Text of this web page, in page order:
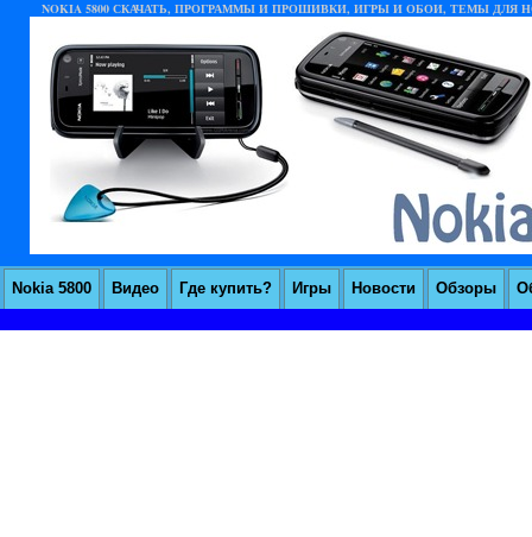
NOKIA 5800 СКАЧАТЬ, ПРОГРАММЫ И ПРОШИВКИ, ИГРЫ И ОБОИ, ТЕМЫ ДЛЯ
Nokia 5800 Видео Где купить? Игры Новости Обзоры